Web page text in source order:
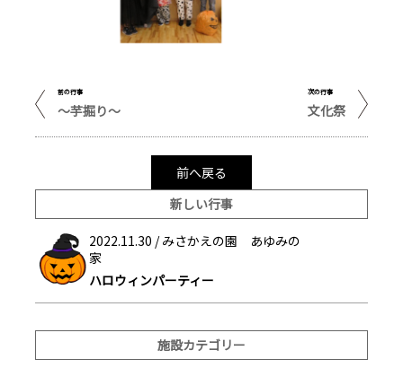
前の行事
～芋掘り～
次の行事
文化祭
前へ戻る
新しい行事
2022.11.30 /みさかえの園 あゆみの
家
ハロウィンパーティー
施設カテゴリー